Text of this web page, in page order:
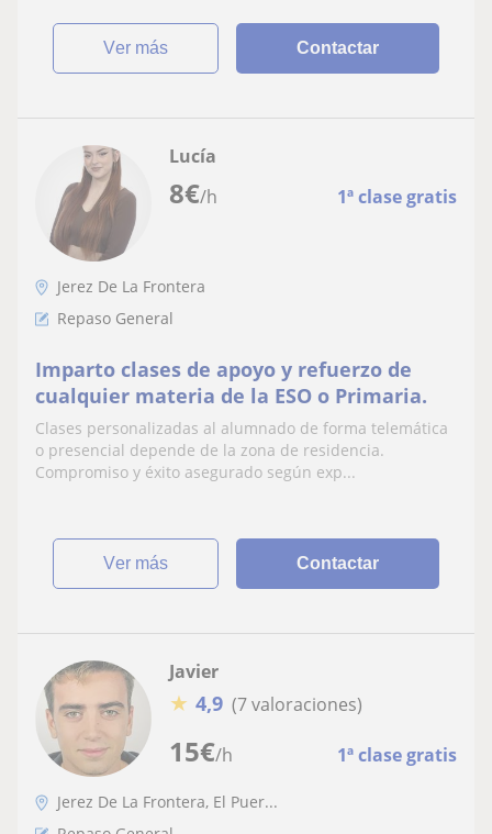
ver más Contactar
8€/h 1ª clase gratis
Lucía
Jerez De La Frontera
Repaso General
Imparto clases de apoyo y refuerzo de
cualquier materia de la ESO o Primaria.
Clases personalizadas al alumnado de forma telemática
o presencial depende de la zona de residencia.
Compromiso y éxito asegurado según exp...
ver más Contactar
15€/h 1ª clase gratis
Javier
★ 4,9 (7 valoraciones)
Jerez De La Frontera, El Puer...